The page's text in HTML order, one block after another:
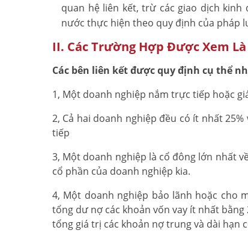
quan hệ liên kết, trừ các giao dịch
nước thực hiện theo quy định của pháp
II. Các Trường Hợp Được Xem
Các bên liên kết được quy định cụ thể
1, Một doanh nghiệp nắm trực tiếp hoặc
2, Cả hai doanh nghiệp đều có ít nhất
tiếp
3, Một doanh nghiệp là cổ đông lớn nhất
cổ phần của doanh nghiệp kia.
4, Một doanh nghiệp bảo lãnh hoặc cho
tổng dư nợ các khoản vốn vay ít nhất
tổng giá trị các khoản nợ trung và dài hạn